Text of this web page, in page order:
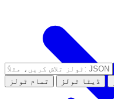
تمام ٹولز ڈیٹا ٹولز